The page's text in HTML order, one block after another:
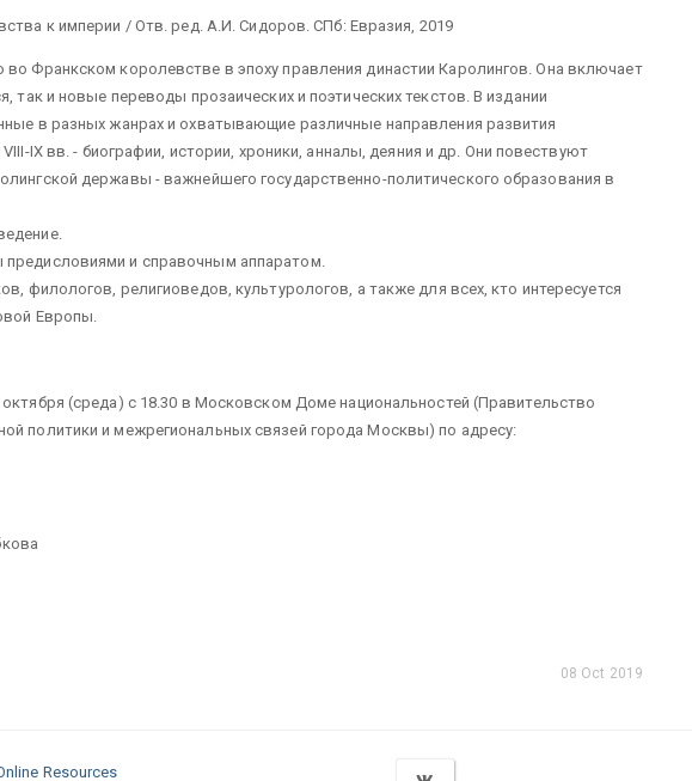
к империи / Отв. ред. А.И. Сидоров. СПб: Евразия, 2019
во Франкском королевстве в эпоху правления династии Каролингов. Она включает
так и новые переводы прозаических и поэтических текстов. В издании
в разных жанрах и охватывающие различные направления развития
IX вв. - биографии, истории, хроники, анналы, деяния и др. Они повествуют
державы - важнейшего государственно-политического образования в
и справочным аппаратом.
филологов, религиоведов, культурологов, а также для всех, кто интересуется
Европы.
(среда) с 18.30 в Московском Доме национальностей (Правительство
политики и межрегиональных связей города Москвы) по адресу:
08 Oct 2019
Resources